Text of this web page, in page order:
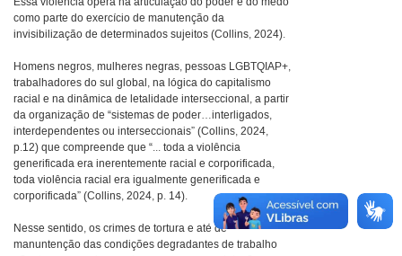
como parte do exercício de manutenção da
invisibilização de determinados sujeitos (Collins, 2024).
Homens negros, mulheres negras, pessoas LGBTQIAP+,
trabalhadores do sul global, na lógica do capitalismo
racial e na dinâmica de letalidade interseccional, a partir
da organização de “sistemas de poder…interligados,
interdependentes ou interseccionais” (Collins, 2024,
p.12) que compreende que “... toda a violência
generificada era inerentemente racial e corporificada,
toda violência racial era igualmente generificada e
corporificada” (Collins, 2024, p. 14).
Nesse sentido, os crimes de tortura e até de
manuntenção das condições degradantes de trabalho